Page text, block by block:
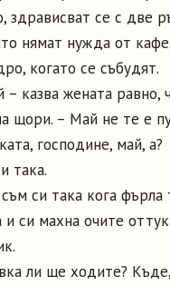
здрависват се с две
нямат нужда от
когато се събудят.
казва жената равно,
щори. – Май не те е
господине, май, а?
така.
си така кога фърла
и си махна очите
ли ще ходите?